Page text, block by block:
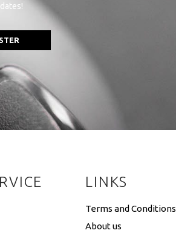
LINKS
Terms and Conditions
About us